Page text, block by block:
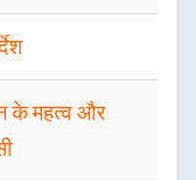
के महत्व और